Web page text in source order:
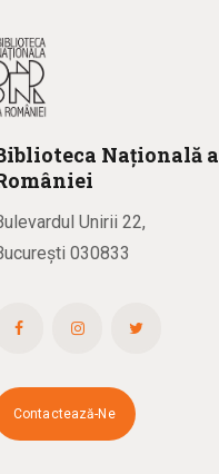
Națională a
omâniei
Unirii 22,
030833
Contactează-Ne